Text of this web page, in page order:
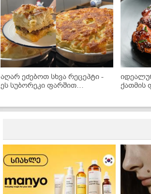
აღარ ეძებოთ სხვა რეცეპტი -
ეს სუბორეკი ფარშით
ქათმის